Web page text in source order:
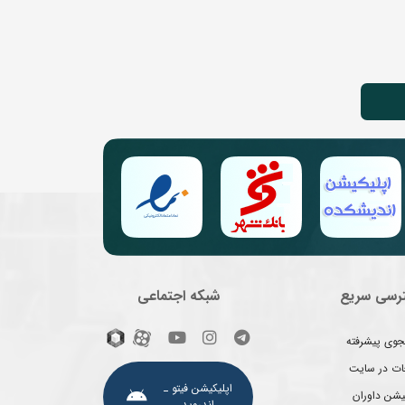
سریع
پیشرفته
در سایت
داوران
شبکه اجتماعی
اپلیکیشن فیتو ـ